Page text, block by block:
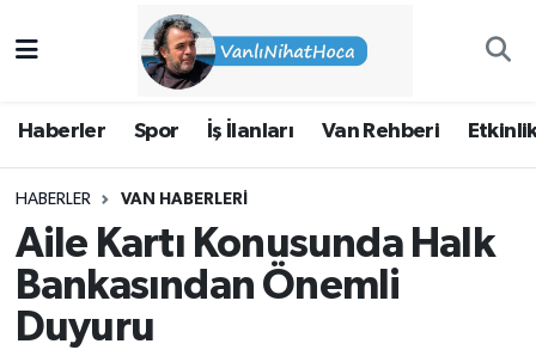
Haberler Spor İş İlanları Van Rehberi
HABERLER VAN HABERLERI
Aile Kartı Konusunda Halk
Bankasından Önemli
Duyuru
Van Rehberi
Etkinlikler
İpekyolu Nöbetçi Eczaneler
Süper Lig Puan Durumu ve Fikstür
Tüm Manşetler